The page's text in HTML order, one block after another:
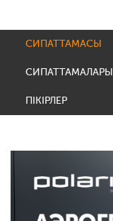
СИПАТТАМАСЫ
СИПАТТАМАЛАРЫ
ПІКІРЛЕР